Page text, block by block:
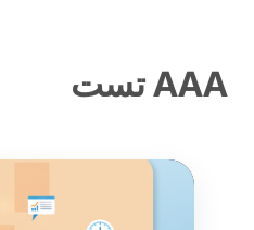
AAA تست